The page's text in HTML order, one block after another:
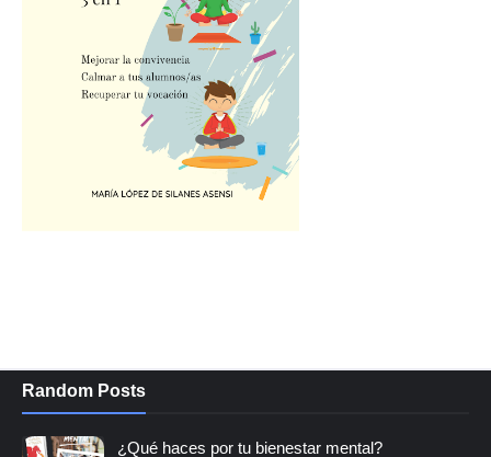
Random Posts
¿Qué haces por tu bienestar mental?